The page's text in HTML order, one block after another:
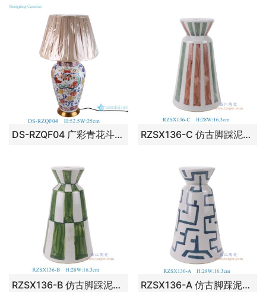
DS-RZQF04 广彩青花斗彩牡丹开窗人物仕女纹大罐灯具 高52.5直径25底径18.2重量5.55KG RZSX136-C 仿古脚踩泥红绿竖纹台灯 高28直径16.3重量3.25KG
RZSX136-B 仿古脚踩泥绿色竖纹台灯 高28直径16.3重量3.25KG RZSX136-A 仿古脚踩泥青花回纹台灯 高28直径16.3重量3.25KG